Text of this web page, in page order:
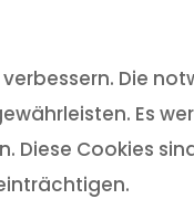
Die
Es
Diese Cookies